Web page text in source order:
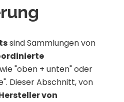
sind Sammlungen von
wie "oben + unten" oder
Dieser Abschnitt, von
von